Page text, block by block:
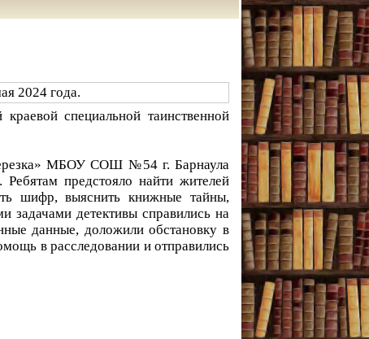
специальной таинственной
МБОУ СОШ №54 г. Барнаула
предстояло найти жителей
шифр, выяснить книжные тайны,
задачами детективы справились на
данные, доложили обстановку в
в расследовании и отправились